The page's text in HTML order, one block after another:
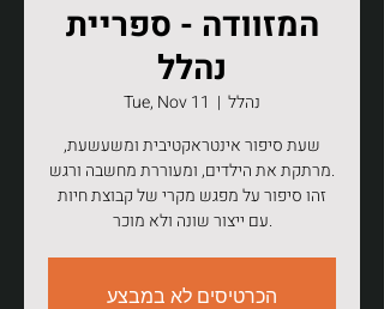
המזוודה - ספריית
נהלל
Tue, Nov 11
  |
נהלל
שעת סיפור אינטראקטיבית ומשעשעת,
מרתקת את הילדים, ומעוררת מחשבה ורגש.
זהו סיפור על מפגש מקרי של קבוצת חיות
עם ייצור שונה ולא מוכר.
הכרטיסים לא במבצע